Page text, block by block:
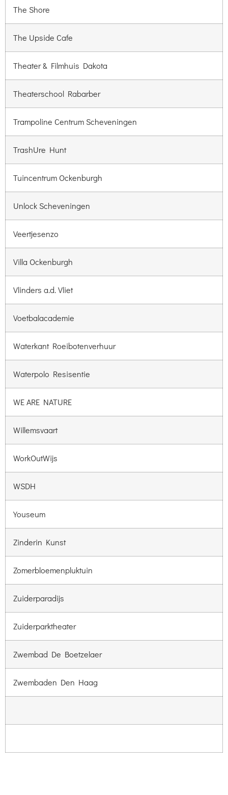
The Shore
The Upside Cafe
Theater & Filmhuis Dakota
Theaterschool Rabarber
Trampoline Centrum Scheveningen
TrashUre Hunt
Tuincentrum Ockenburgh
Unlock Scheveningen
Veertjesenzo
Villa Ockenburgh
Vlinders a.d. Vliet
Voetbalacademie
Waterkant Roeibotenverhuur
Waterpolo Resisentie
WE ARE NATURE
Willemsvaart
WorkOutWijs
WSDH
Youseum
Zinderin Kunst
Zomerbloemenpluktuin
Zuiderparadijs
Zuiderparktheater
Zwembad De Boetzelaer
Zwembaden Den Haag